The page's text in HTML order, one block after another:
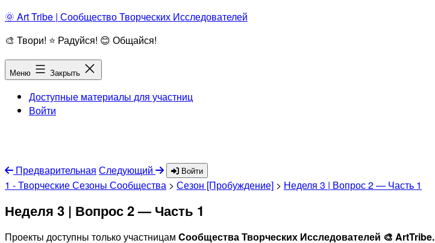
Перейти
содержимому
🌞 Art Tribe | Сообщество Творческих Исследователей
🎨 Твори! ⭐ Радуйся! 😊 Общайся!
Меню Закрыть
Доступные материалы для участниц
Войти
Предварительная Следующий Войти
1 - Творческие Сезоны Сообщества > Сезон [Пробуждение] > Неделя 3 | Вопрос 2 — Часть 1
Неделя 3 | Вопрос 2 — Часть 1
Проекты доступны только участницам Cообщества Творческих Исследователей 🎨 ArtTribe.